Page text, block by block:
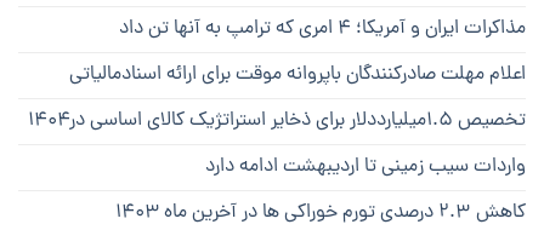
مذاکرات ایران و آمریکا؛ ۴ امری که ترامپ به آنها تن داد
اعلام مهلت صادرکنندگان باپروانه موقت برای ارائه اسنادمالیاتی
تخصیص ۱.۵میلیارددلار برای ذخایر استراتژیک کالای اساسی در۱۴۰۴
واردات سیب زمینی تا اردیبهشت ادامه دارد
کاهش ۲.۳ درصدی تورم خوراکی ها در آخرین ماه ۱۴۰۳